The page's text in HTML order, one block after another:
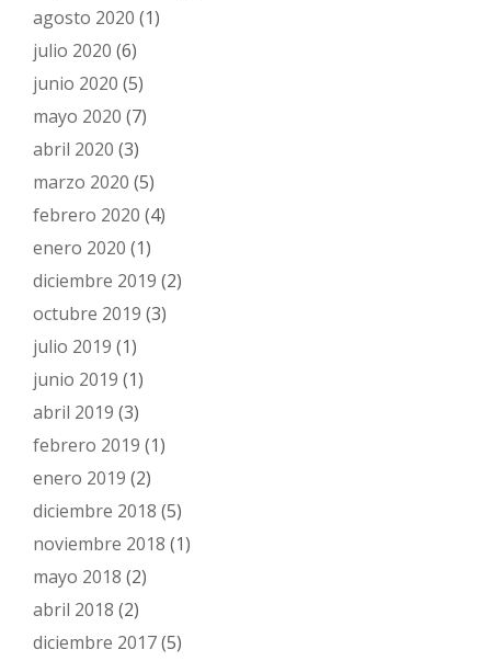
agosto 2020 (1)
julio 2020 (6)
junio 2020 (5)
mayo 2020 (7)
abril 2020 (3)
marzo 2020 (5)
febrero 2020 (4)
enero 2020 (1)
diciembre 2019 (2)
octubre 2019 (3)
julio 2019 (1)
junio 2019 (1)
abril 2019 (3)
febrero 2019 (1)
enero 2019 (2)
diciembre 2018 (5)
noviembre 2018 (1)
mayo 2018 (2)
abril 2018 (2)
diciembre 2017(5)